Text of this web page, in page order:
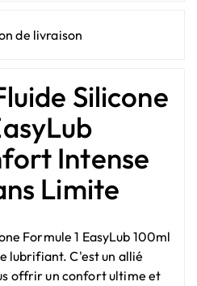
de livraison
Silicone
Intense
Limite
Formule 1 EasyLub 100ml
lubrifiant. C'est un allié
offrir un confort ultime et